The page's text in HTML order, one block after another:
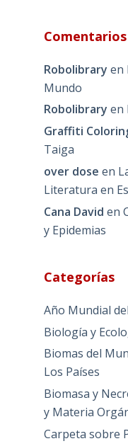
Robolibrary en
Mundo
Robolibrary en
Graffiti
Taiga
over dose en
Literatura en
Cana David en
y Epidemias
Categorías
Año Mundial
Biología y
Biomas del
Los Países
Biomasa y
y Materia
Carpeta sobre